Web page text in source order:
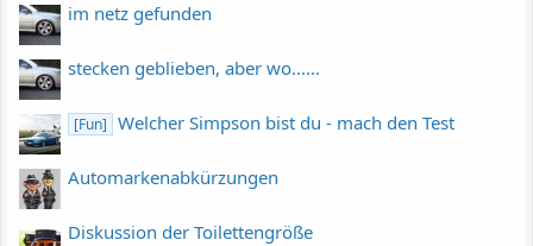
im netz gefunden
stecken geblieben, aber wo......
[Fun] Welcher Simpson bist du - mach den Test
Automarkenabkürzungen
Diskussion der Toilettengröße